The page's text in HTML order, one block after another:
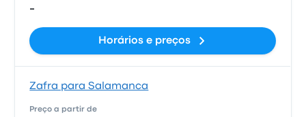
-
Horários e preços
Zafra para Salamanca
Preço a partir de